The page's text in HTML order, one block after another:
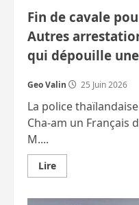
Fin de cavale
Autres
qui dépouille
Geo Valin 25 Juin 2026
La police
Cha‑am un Français
M....
LireEn
savoir